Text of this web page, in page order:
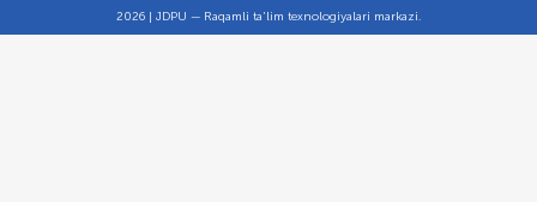
2026 | JDPU — Raqamli ta'lim texnologiyalari markazi.